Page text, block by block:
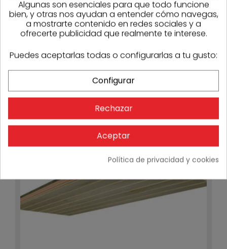
Panel sándwich friso de abeto natural
101,06 €
/ud
Consultar
Algunas son esenciales para que todo funcione
bien, y otras nos ayudan a entender cómo navegas,
a mostrarte contenido en redes sociales y a
ofrecerte publicidad que realmente te interese.
Puedes aceptarlas todas o configurarlas a tu gusto:
Configurar
Rechazar
Aceptar
Política de privacidad y cookies